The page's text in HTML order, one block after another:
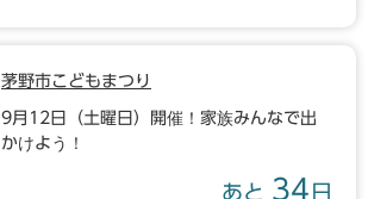
茅野市こどもまつり
9月12日（土曜日）開催！家族みんなで出
かけよう！
あと 34 日